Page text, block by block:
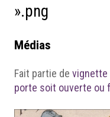
».png
Médias
Fait partie de vignette
porte soit ouverte ou